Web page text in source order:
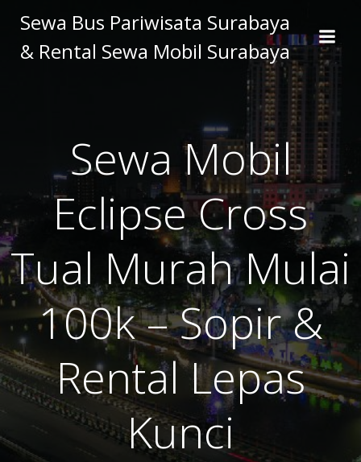
to
content
Sewa Bus Pariwisata Surabaya
& Rental Sewa Mobil Surabaya
Sewa Mobil
Eclipse Cross
Tual Murah Mulai
100k – Sopir &
Rental Lepas
Kunci